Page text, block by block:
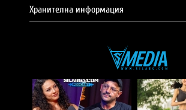
от съставките.
Основни съставки:
студено пресован джинджифилов
пчелен мед— 25% от състава;
витамин C — 0,08% от състава.
Хранителна информация